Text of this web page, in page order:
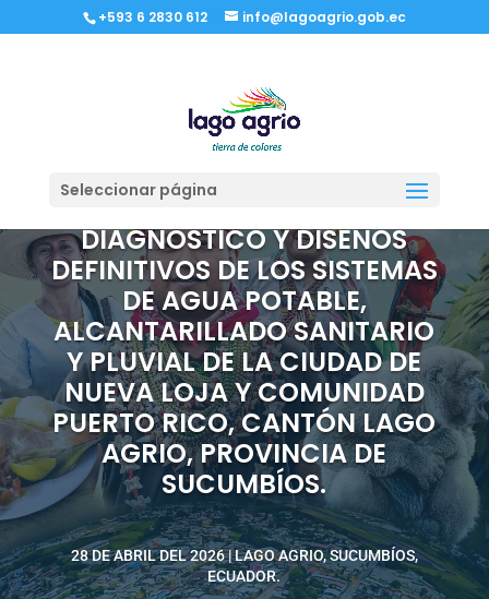
+593 6 2830 612 info@lagoagrio.gob.ec
Seleccionar página
CONSULTORÍA DE ESTUDIOS
DE EVALUACIÓN,
DIAGNÓSTICO Y DISEÑOS
DEFINITIVOS DE LOS SISTEMAS
DE AGUA POTABLE,
ALCANTARILLADO SANITARIO
Y PLUVIAL DE LA CIUDAD DE
NUEVA LOJA Y COMUNIDAD
PUERTO RICO, CANTÓN LAGO
AGRIO, PROVINCIA DE
SUCUMBÍOS.
28 DE ABRIL DEL 2026 | LAGO AGRIO, SUCUMBÍOS,
ECUADOR.